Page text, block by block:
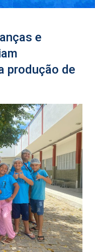
e
produção de